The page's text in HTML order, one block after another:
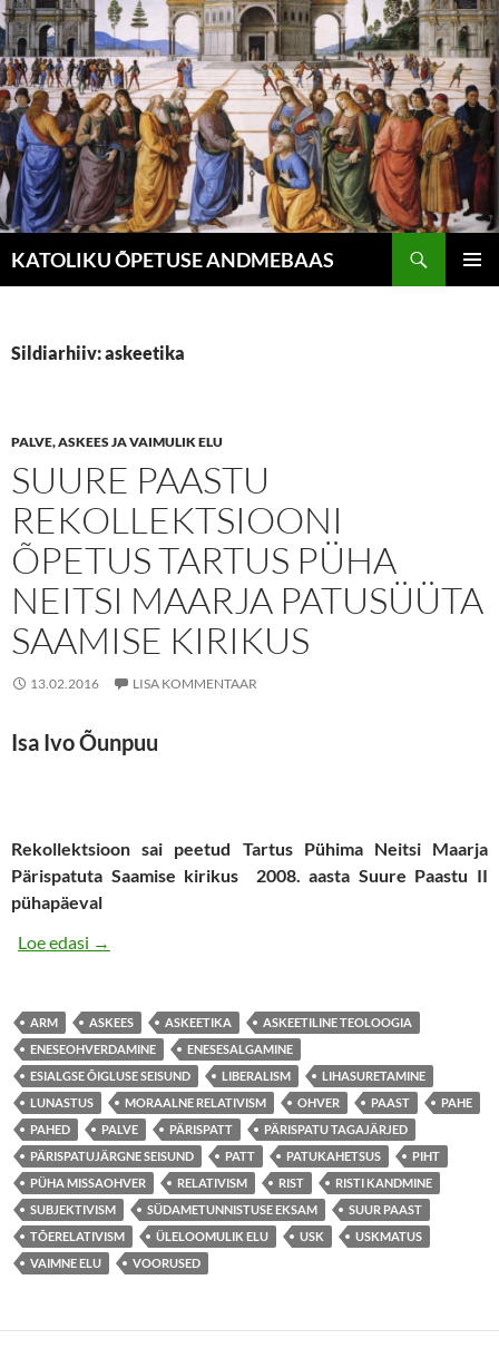
Liigu
sisu
juurde
KATOLIKU ÕPETUSE ANDMEBAAS
Sildiarhiiv: askeetika
PALVE, ASKEES JA VAIMULIK ELU
SUURE PAASTU
REKOLLEKTSIOONI
ÕPETUS TARTUS PÜHA
NEITSI MAARJA PATUSÜÜTA
SAAMISE KIRIKUS
13.02.2016 LISA KOMMENTAAR
Isa Ivo Õunpuu
Rekollektsioon sai peetud Tartus Pühima Neitsi Maarja
Pärispatuta Saamise kirikus 2008. aasta Suure Paastu II
pühapäeval
Loe edasi SUURE PAASTU REKOLLEKTSIOONI ÕPETUS
→
ARM ASKEES ASKEETIKA
ASKEETILINE TEOLOOGIA
ENESEOHVERDAMINE
ENESESALGAMINE
ESIALGSE ÕIGLUSE SEISUND
LIBERALISM
LIHASURETAMINE
LUNASTUS
MORAALNE RELATIVISM OHVER PAAST
PAHE
PAHED
PALVE PÄRISPATT
PÄRISPATU TAGAJÄRJED
PÄRISPATUJÄRGNE SEISUND
PATT PATUKAHETSUS
PIHT
PÜHA MISSAOHVER
RELATIVISM RIST
RISTI KANDMINE
SUBJEKTIVISM
SÜDAMETUNNISTUSE EKSAM
SUUR PAAST
TÕERELATIVISM
ÜLELOOMULIK ELU USK
USKMATUS
VAIMNE ELU
VOORUSED